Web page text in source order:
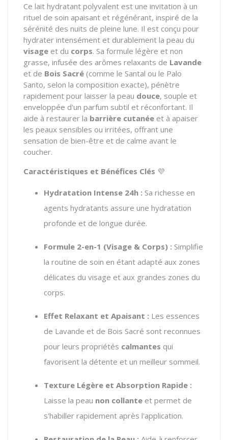
Ce lait hydratant polyvalent est une invitation à un
rituel de soin apaisant et régénérant, inspiré de la
sérénité des nuits de pleine lune. Il est conçu pour
hydrater intensément et durablement la peau du
visage et du corps. Sa formule légère et non
grasse, infusée des arômes relaxants de Lavande
et de Bois Sacré (comme le Santal ou le Palo
Santo, selon la composition exacte), pénètre
rapidement pour laisser la peau douce, souple et
enveloppée d'un parfum subtil et réconfortant. Il
aide à restaurer la barrière cutanée et à apaiser
les peaux sensibles ou irritées, offrant une
sensation de bien-être et de calme avant le
coucher.
Caractéristiques et Bénéfices Clés 💜
Hydratation Intense 24h : Sa richesse en
agents hydratants assure une hydratation
profonde et de longue durée.
Formule 2-en-1 (Visage & Corps) : Simplifie
la routine de soin en étant adapté aux zones
délicates du visage et aux grandes zones du
corps.
Effet Relaxant et Apaisant : Les essences
de Lavande et de Bois Sacré sont reconnues
pour leurs propriétés calmantes qui
favorisent la détente et un meilleur sommeil.
Texture Légère et Absorption Rapide :
Laisse la peau non collante et permet de
s'habiller rapidement après l'application.